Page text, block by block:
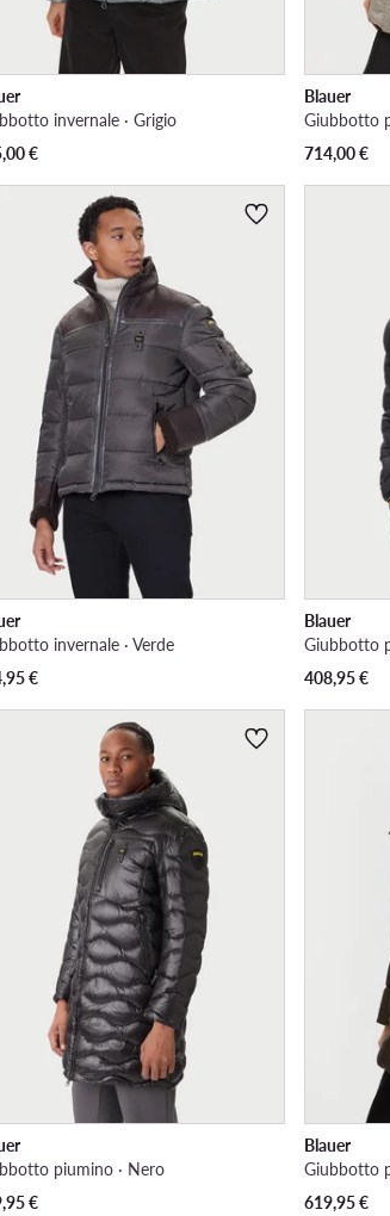
invernale · Grigio
€
Blauer
Giubbotto
714,00€
invernale · Verde
€
Blauer
Giubbotto
408,95€
piumino · Nero
€
Blauer
Giubbotto
619,95€